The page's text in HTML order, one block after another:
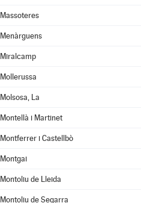
Massoteres
Menàrguens
Miralcamp
Mollerussa
Molsosa, La
Montellà i Martinet
Montferrer i Castellbò
Montgai
Montoliu de Lleida
Montoliu de Segarra